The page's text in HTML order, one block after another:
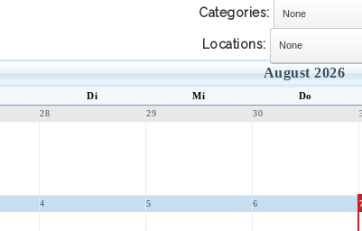
Categories:
Locations:
August 2026
Di Mi Do
28 29 30
4 5 6